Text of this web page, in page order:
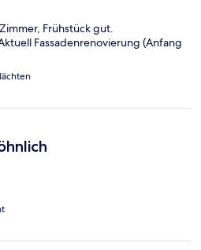
Frühstück gut.
Fassadenrenovierung (Anfang